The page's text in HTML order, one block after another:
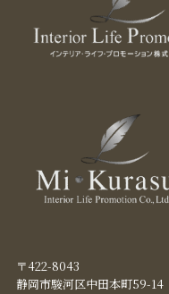
〒422-8043
静岡市駿河区中田本町59-14